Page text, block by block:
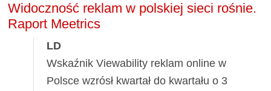
Widoczność reklam w polskiej sieci rośnie.
Raport Meetrics
LD
Wskaźnik Viewability reklam online w
Polsce wzrósł kwartał do kwartału o 3